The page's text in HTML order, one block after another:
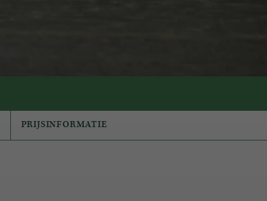
PRIJSINFORMATIE